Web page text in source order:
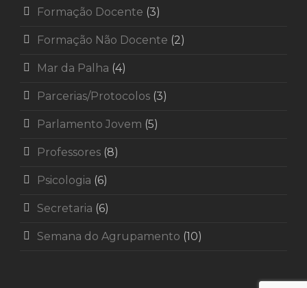
Formação Docente (3)
Formação Não Docente (2)
Mar da Palha (4)
Parcerias/Protocolos (3)
Parlamento Jovem (5)
Professores (8)
Psicologia (6)
Secretaria (6)
Semana do Agrupamento (10)